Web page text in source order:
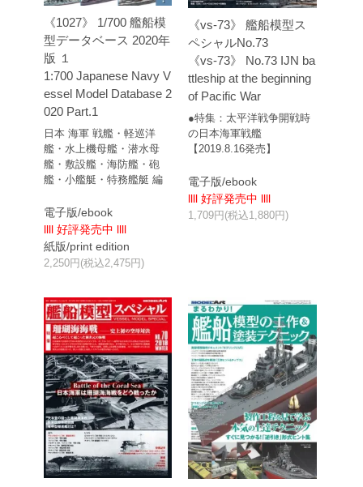
《1027》 1/700 艦船模
型データベース 2020年
版 １
1:700 Japanese Navy V
essel Model Database 2
020 Part.1
日本 海軍 戦艦・軽巡洋
艦・水上機母艦・潜水母
艦・敷設艦・海防艦・砲
艦・小艦艇・特務艦艇 編
電子版/ebook
llll 好評発売中 llll
紙版/print edition
2,250円(税込2,475円)
《vs-73》 艦船模型ス
ペシャルNo.73
《vs-73》 No.73 IJN ba
ttleship at the beginning
of Pacific War
●特集：太平洋戦争開戦時
の日本海軍戦艦
【2019.8.16発売】
電子版/ebook
llll 好評発売中 llll
1,709円(税込1,880円)